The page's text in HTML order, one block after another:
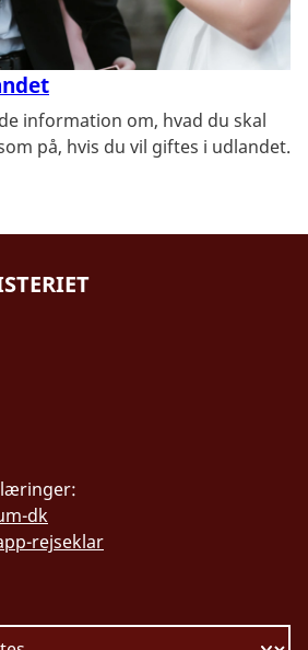
information om, hvad du skal
på, hvis du vil giftes i udlandet.
dk
rejseklar